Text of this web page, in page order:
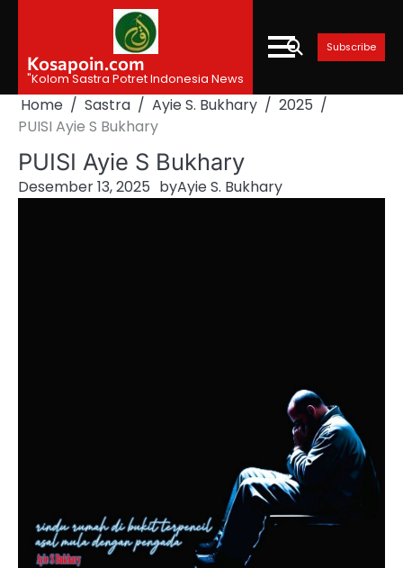
contentKosapoin.com
"Kolom Sastra Potret Indonesia News
Subscribe
Home Sastra Ayie S. Bukhary
2025
PUISI Ayie S Bukhary
PUISI Ayie S Bukhary
Desember 13, 2025 byAyie S. Bukhary